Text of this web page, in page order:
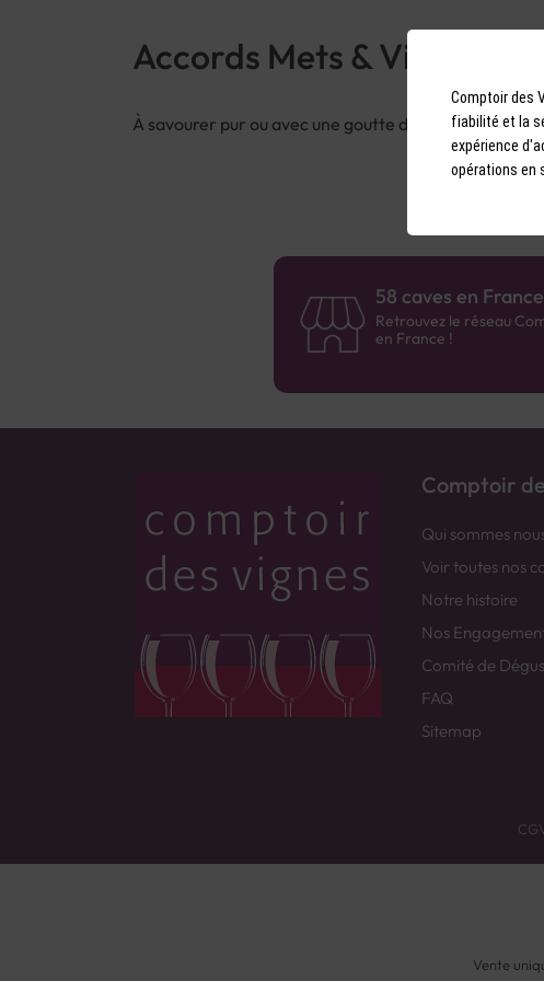
Accords Mets & Vins
À savourer pur ou avec une goutte d’eau pour
58 caves en France
Retrouvez le réseau
en France !
Comptoir
Qui sommes
Voir toutes nos
Notre histoire
Nos
Comité de
FAQ
Sitemap
Vente
Comptoir des
fiabilité et la
expérience
opérations en